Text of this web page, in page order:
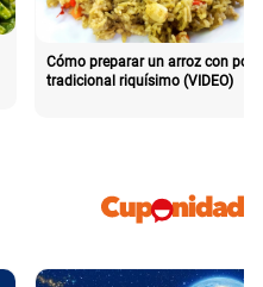
Cómo preparar un arroz con pollo
tradicional riquísimo (VIDEO)